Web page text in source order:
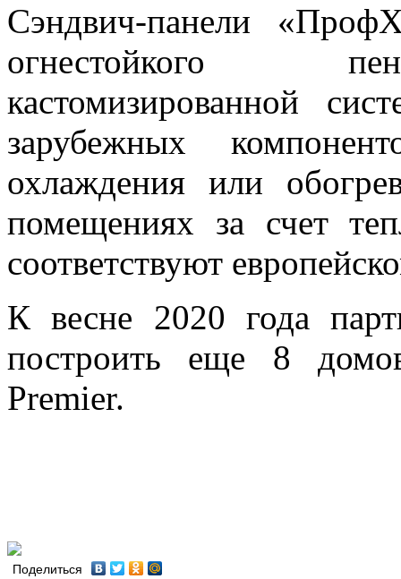
Сэндвич-панели
огнестойкого
кастомизированной
зарубежных
охлаждения или
помещениях за счет
соответствуют
К весне 2020 года
построить еще 8
Premier.
Поделиться